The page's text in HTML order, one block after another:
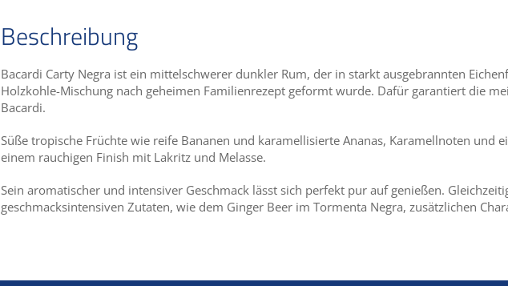
Beschreibung
Bacardi Carty Negra ist ein mittelschwerer dunkler Rum, der in starkt ausgebrannten
Holzkohle-Mischung nach geheimen Familienrezept geformt wurde. Dafür garantiert die
Bacardi.
Süße tropische Früchte wie reife Bananen und karamellisierte Ananas, Karamellnoten und
einem rauchigen Finish mit Lakritz und Melasse.
Sein aromatischer und intensiver Geschmack lässt sich perfekt pur auf genießen.
geschmacksintensiven Zutaten, wie dem Ginger Beer im Tormenta Negra, zusätzlichen